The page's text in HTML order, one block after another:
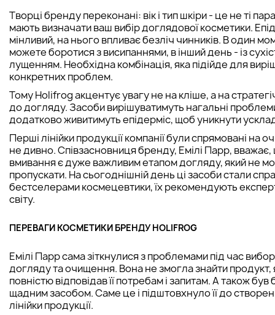
Творці бренду переконані: вік і тип шкіри - це не ті
мають визначати ваш вибір доглядової косметики.
мінливий, на нього впливає безліч чинників. В один
можете боротися з висипаннями, в інший день - із
лущенням. Необхідна комбінація, яка підійде для
конкретних проблем.
Тому Holifrog акцентує увагу не на кліше, а на
до догляду. Засоби вирішуватимуть нагальні
додатково живитимуть епідерміс, щоб уникнути
Перші лінійки продукції компанії були спрямовані на
не дивно. Співзасновниця бренду, Емілі Парр,
вмивання є дуже важливим етапом догляду, який не
пропускати. На сьогоднішній день ці засоби стали
бестселерами космецевтики, їх рекомендують
світу.
ПЕРЕВАГИ КОСМЕТИКИ БРЕНДУ HOLIFROG
Емілі Парр сама зіткнулися з проблемами під час
догляду та очищення. Вона не змогла знайти продукт,
повністю відповідав її потребам і запитам. А також був
щадним засобом. Саме це і підштовхнуло її до
лінійки продукції.